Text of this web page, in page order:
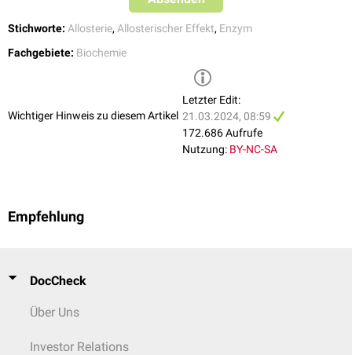
Stichworte: Allosterie, Allosterischer Effekt, Enzym
Fachgebiete: Biochemie
Wichtiger Hinweis zu diesem Artikel
Letzter Edit:
21.03.2024, 08:59
172.686 Aufrufe
Nutzung: BY-NC-SA
Empfehlung
DocCheck
Über Uns
Investor Relations